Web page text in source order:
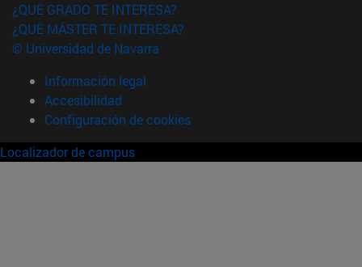
¿QUÉ GRADO TE INTERESA?
¿QUÉ MÁSTER TE INTERESA?
© Universidad de Navarra
Información legal
Accesibilidad
Configuración de cookies
Localizador de campus